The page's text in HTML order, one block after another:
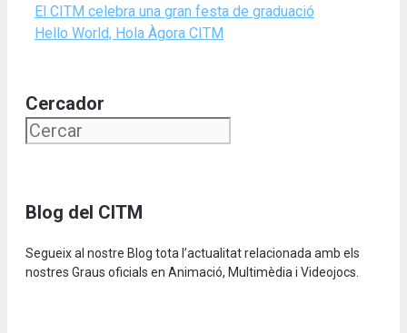
El CITM celebra una gran festa de graduació
Hello World, Hola Àgora CITM
Cercador
Blog del CITM
Segueix al nostre Blog tota l’actualitat relacionada amb els
nostres Graus oficials en Animació, Multimèdia i Videojocs.